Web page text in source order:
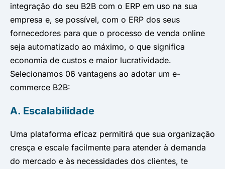
integração do seu B2B com o ERP em uso na sua
empresa e, se possível, com o ERP dos seus
fornecedores para que o processo de venda online
seja automatizado ao máximo, o que significa
economia de custos e maior lucratividade.
Selecionamos 06 vantagens ao adotar um e-
commerce B2B:
A. Escalabilidade
Uma plataforma eficaz permitirá que sua organização
cresça e escale facilmente para atender à demanda
do mercado e às necessidades dos clientes, te